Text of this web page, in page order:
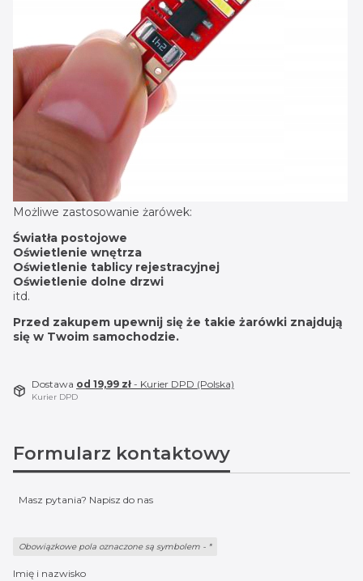
Możliwe zastosowanie żarówek:
Światła postojowe
Oświetlenie wnętrza
Oświetlenie tablicy rejestracyjnej
Oświetlenie dolne drzwi
itd.
Przed zakupem upewnij się że takie żarówki znajdują
się w Twoim samochodzie.
Dostawa od 19,99 zł - Kurier DPD (Polska)
Kurier DPD
Formularz kontaktowy
Masz pytania? Napisz do nas
Obowiązkowe pola oznaczone są symbolem - *
Imię i nazwisko